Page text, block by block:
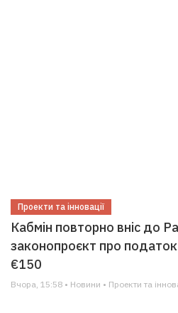
Проекти та інновації
Кабмін повторно вніс до
законопроєкт про
€150
Вчора, 15:58 • Новини • Проекти та